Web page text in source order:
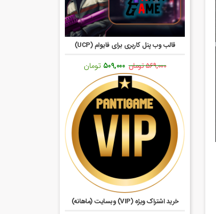
قالب وب پنل کاربری برای فایوام (UCP)
۵۶۹,۰۰۰تومان قیمت
اصلی:
۵۶۹,۰۰۰ تومان
بود.
۵۰۹,۰۰۰ تومان
خرید اشتراک ویژه (VIP) وبسایت (ماهانه)